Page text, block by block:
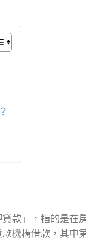
款」，指的是在
機構借款，其中